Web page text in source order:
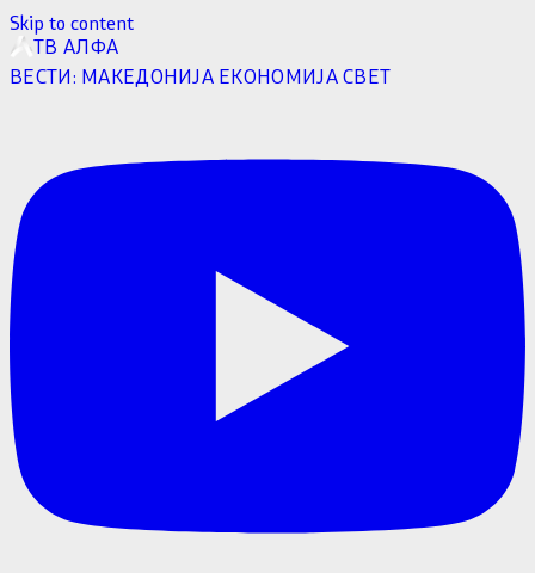
Skip to content
ТВ АЛФА
ВЕСТИ: МАКЕДОНИЈА ЕКОНОМИЈАСВЕТ